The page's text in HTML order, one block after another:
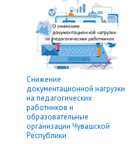
Снижение
документационной нагрузки
на педагогических
работников и
образовательные
организации Чувашской
Республики